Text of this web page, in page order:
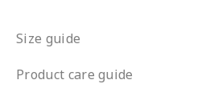
Size guide
Product care guide